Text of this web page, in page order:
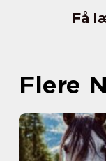
Få
Flere